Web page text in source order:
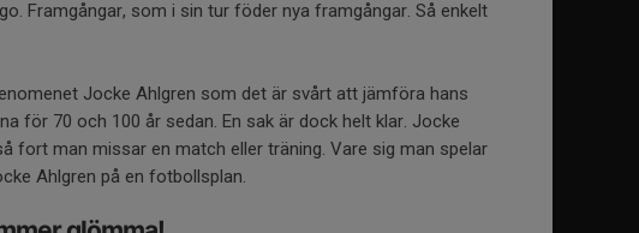
Framgångar, som i sin tur föder nya framgångar. Så enkelt
Jocke Ahlgren som det är svårt att jämföra hans
för 70 och 100 år sedan. En sak är dock helt klar. Jocke
fort man missar en match eller träning. Vare sig man spelar
Ahlgren på en fotbollsplan.